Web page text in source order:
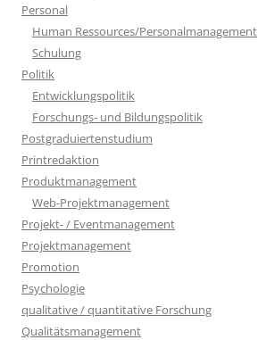
Personal
Human Ressources/Personalmanagement
Schulung
Politik
Entwicklungspolitik
Forschungs- und Bildungspolitik
Postgraduiertenstudium
Printredaktion
Produktmanagement
Web-Projektmanagement
Projekt- / Eventmanagement
Projektmanagement
Promotion
Psychologie
qualitative / quantitative Forschung
Qualitätsmanagement